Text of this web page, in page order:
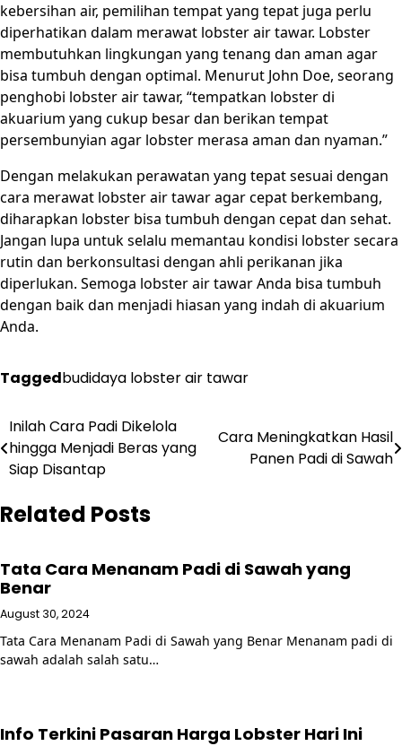
kebersihan air, pemilihan tempat yang tepat juga perlu
diperhatikan dalam merawat lobster air tawar. Lobster
membutuhkan lingkungan yang tenang dan aman agar
bisa tumbuh dengan optimal. Menurut John Doe, seorang
penghobi lobster air tawar, “tempatkan lobster di
akuarium yang cukup besar dan berikan tempat
persembunyian agar lobster merasa aman dan nyaman.”
Dengan melakukan perawatan yang tepat sesuai dengan
cara merawat lobster air tawar agar cepat berkembang,
diharapkan lobster bisa tumbuh dengan cepat dan sehat.
Jangan lupa untuk selalu memantau kondisi lobster secara
rutin dan berkonsultasi dengan ahli perikanan jika
diperlukan. Semoga lobster air tawar Anda bisa tumbuh
dengan baik dan menjadi hiasan yang indah di akuarium
Anda.
Taggedbudidaya lobster air tawar
Post
navigation
Inilah Cara Padi Dikelola
hingga Menjadi Beras yang
Siap Disantap
Cara Meningkatkan Hasil
Panen Padi di Sawah
Related Posts
Tata Cara Menanam Padi di Sawah yang
Benar
August 30, 2024
Tata Cara Menanam Padi di Sawah yang Benar Menanam padi di
sawah adalah salah satu…
Info Terkini Pasaran Harga Lobster Hari Ini